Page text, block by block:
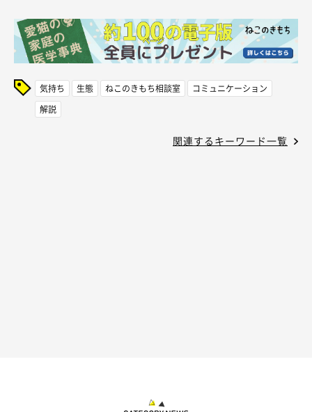
気持ち 生態 ねこのきもち相談室
コミュニケーション
解説
関連するキーワード一覧